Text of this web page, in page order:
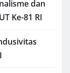
dan
Ke-81 RI